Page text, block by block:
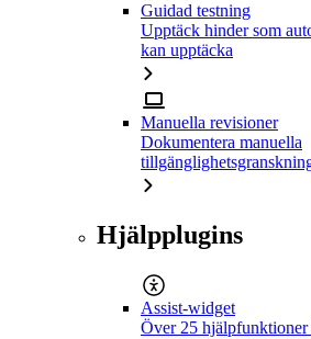
Guidad testning
Upptäck hinder som
kan upptäcka
Manuella revisioner
Dokumentera manuella
Hjälpplugins
Assist-widget
Över 25